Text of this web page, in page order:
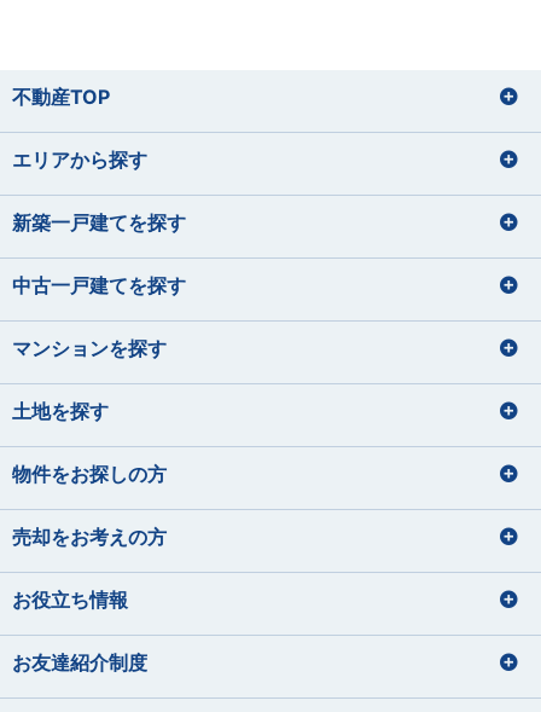
不動産TOP
エリアから探す
新築一戸建てを探す
中古一戸建てを探す
マンションを探す
土地を探す
物件をお探しの方
売却をお考えの方
お役立ち情報
お友達紹介制度